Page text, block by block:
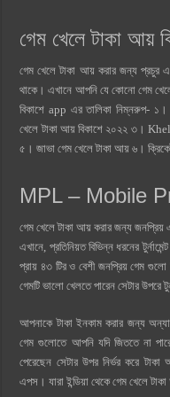
গেম খেলে টাকা আয়
গেম খেলে টাকা আয় করার জন্য প্রচুর
থাকে। এখানে আপনি যে কোনো গেম
বিকাশে app এর তালিকা
খেলে টাকা আয় বিকাশে ২০২২ ৩।
৫। জাভা গেম খেলে টাকা আয় ৬।
MPL – Mobile
গেম খেলে টাকা আয় করার জন্য জনপ্রিয়
এখানে, প্রতিনিয়ত বিভিন্ন ধরনের
প্রায় ৪৩ টির ও বেশী জনপ্রিয় গেম
গেমটি ভালো খেলতে পারেন সেটার উপরে
আপনাকে টাকা ইনকাম করার জন্য
গেম গুলোতে আপনি যদি জিততে না
পেরেছেন সেটার উপর নির্ভর করে
এপস। যারা ইন্ডিয়া থেকে গেম খেলে